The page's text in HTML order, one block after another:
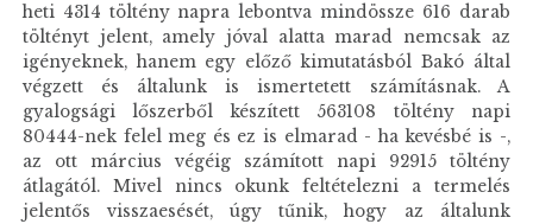
heti 4314 töltény napra lebontva mindössze 616 darab
töltényt jelent, amely jóval alatta marad nemcsak az
igényeknek, hanem egy előző kimutatásból Bakó által
végzett és általunk is ismertetett számításnak. A
gyalogsági lőszerből készített 563108 töltény napi
80444-nek felel meg és ez is elmarad - ha kevésbé is -,
az ott március végéig számított napi 92915 töltény
átlagától. Mivel nincs okunk feltételezni a termelés
jelentős visszaesését, úgy tűnik, hogy az általunk